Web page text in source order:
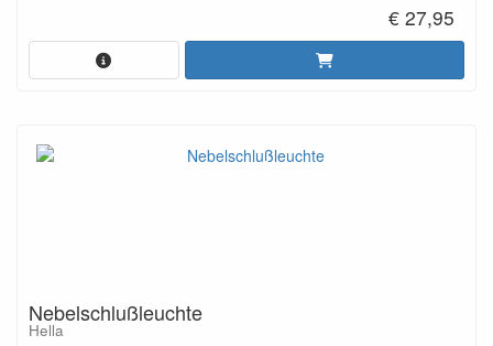
€ 27,95
Nebelschlußleuchte
Hella